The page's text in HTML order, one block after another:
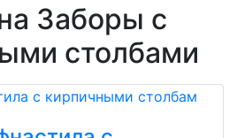
Заборы с
столбами